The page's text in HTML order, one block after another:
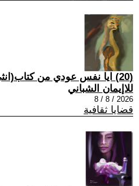
(20) ايا نفس عودي من كتاب(انثى من زمن آخر)
للاإيمان الشباني
2026 / 8 / 8
قضايا ثقافية